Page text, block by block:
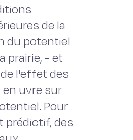
de la
du potentiel
prairie, - et
l'effet des
uvre sur
Pour
prédictif, des